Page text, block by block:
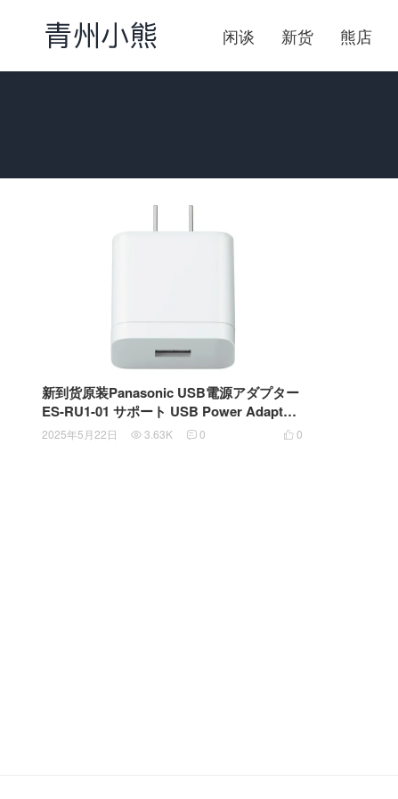
闲谈 新货 熊店
新到货原装Panasonic USB電源アダプター
ES-RU1-01 サポート USB Power Adapter
Compatible with ES-RT4AU ES-RT1AU E 0
2025年5月22日  3.63K  0